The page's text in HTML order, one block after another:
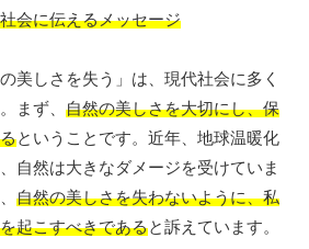
会に伝えるメッセージ
美しさを失う」は、現代社会に多く
まず、 自然の美しさを大切にし、保
ということです。近年、地球温暖化
自然は大きなダメージを受けていま
自然の美しさを失わないように、私
起こすべきであると訴えています。